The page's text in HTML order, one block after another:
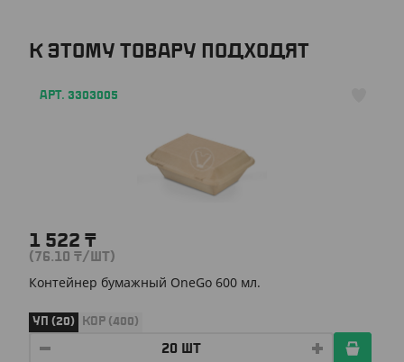
К ЭТОМУ ТОВАРУ ПОДХОДЯТ
АРТ. 3303005
1 522 ₸
(76.10 ₸/ШТ)
Контейнер бумажный OneGo 600 мл.
УП (20) КОР (400)